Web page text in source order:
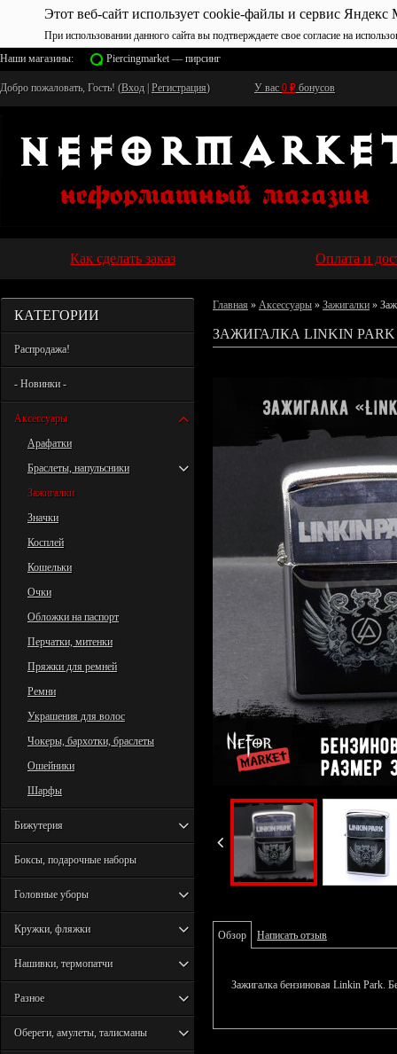
Этот веб-сайт использует cookie-файлы и сервис Яндекс
При использовании данного сайта вы подтверждаете свое согласие на
Наши магазины:
Piercingmarket — пирсинг
Добро пожаловать, Гость! (Вход Регистрация) У вас 0 ₽ бонусов
Как сделать заказ Оплата и
КАТЕГОРИИ
Распродажа!
- Новинки -
Аксессуары
Арафатки
Браслеты, напульсники
Зажигалки
Значки
Косплей
Кошельки
Очки
Обложки на паспорт
Перчатки, митенки
Пряжки для ремней
Ремни
Украшения для волос
Чокеры, бархотки, браслеты
Ошейники
Шарфы
Бижутерия
Боксы, подарочные наборы
Головные уборы
Кружки, фляжки
Нашивки, термопатчи
Разное
Обереги, амулеты, талисманы
Главная » Аксессуары » Зажигалки »
ЗАЖИГАЛКА LINKIN PARK
Обзор Написать отзыв
Зажигалка бензиновая Linkin Park.